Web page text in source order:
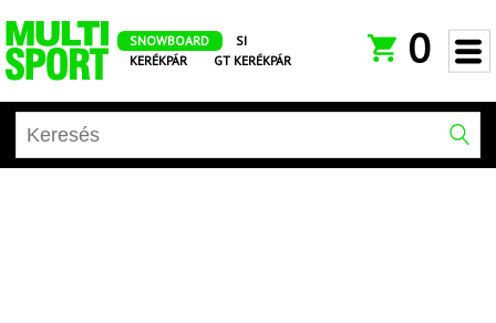
SNOWBOARD
SI
KERÉKPÁR
GT KERÉKPÁR 0